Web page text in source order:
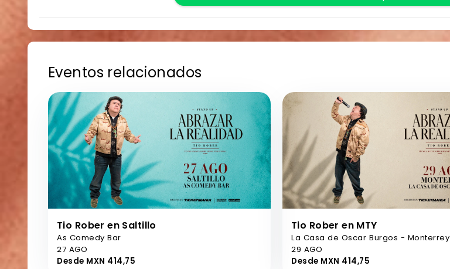
Eventos relacionados
Tio Rober en Saltillo
As Comedy Bar
27 AGO
Desde MXN 414,75
Tio Rober en MTY
La Casa de Oscar Burgos - Monterrey
29 AGO
Desde MXN 414,75